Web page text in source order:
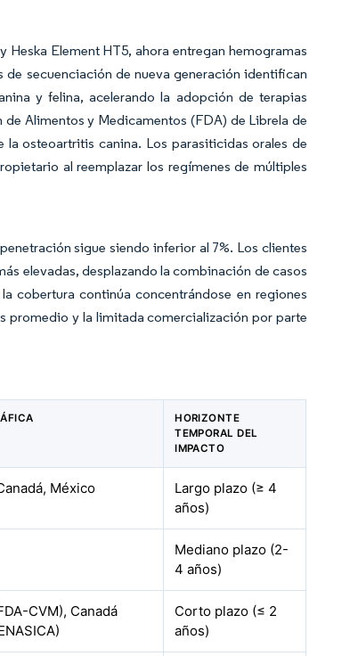
Element HT5, ahora entregan hemogramas
secuenciación de nueva generación identifican
y felina, acelerando la adopción de terapias
Alimentos y Medicamentos (FDA) de Librela de
osteoartritis canina. Los parasiticidas orales de
al reemplazar los regímenes de múltiples
sigue siendo inferior al 7%. Los clientes
elevadas, desplazando la combinación de casos
cobertura continúa concentrándose en regiones
promedio y la limitada comercialización por parte
HORIZONTE
TEMPORAL DEL
IMPACTO
México
Largo plazo (≥ 4
años)
Mediano plazo (2-
4 años)
CVM), Canadá
Corto plazo (≤ 2
años)